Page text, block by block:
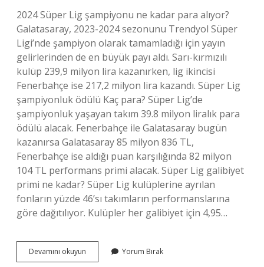
2024 Süper Lig şampiyonu ne kadar para alıyor?
Galatasaray, 2023-2024 sezonunu Trendyol Süper
Ligi’nde şampiyon olarak tamamladığı için yayın
gelirlerinden de en büyük payı aldı. Sarı-kırmızılı
kulüp 239,9 milyon lira kazanırken, lig ikincisi
Fenerbahçe ise 217,2 milyon lira kazandı. Süper Lig
şampiyonluk ödülü Kaç para? Süper Lig’de
şampiyonluk yaşayan takım 39.8 milyon liralık para
ödülü alacak. Fenerbahçe ile Galatasaray bugün
kazanırsa Galatasaray 85 milyon 836 TL,
Fenerbahçe ise aldığı puan karşılığında 82 milyon
104 TL performans primi alacak. Süper Lig galibiyet
primi ne kadar? Süper Lig kulüplerine ayrılan
fonların yüzde 46’sı takımların performanslarına
göre dağıtılıyor. Kulüpler her galibiyet için 4,95…
Devamını okuyun
Süper
Yorum Bırak